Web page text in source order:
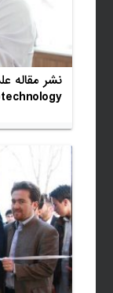
نشر مقاله